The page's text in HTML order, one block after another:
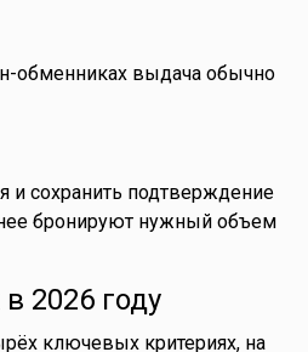
обменниках выдача обычно
и сохранить подтверждение
бронируют нужный объем
2026 году
ключевых критериях, на